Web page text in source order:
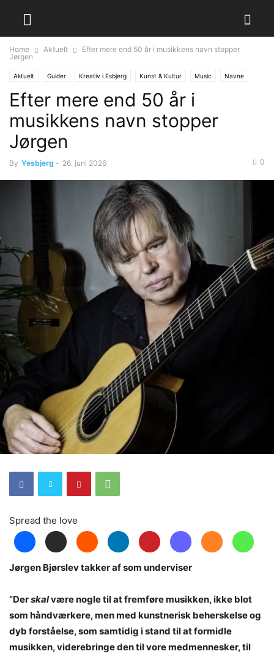
Home Aktuelt
Efter mere end 50 år i musikkens navn stopper
Jørgen
Aktuelt Guider Kreativ i Esbjerg Kunst & Kultur Music Navne
Efter mere end 50 år i
musikkens navn stopper
Jørgen
By Yesbjerg - 26. juni 2026 0
Spread the love
Jørgen Bjørslev takker af som underviser
”Derskalvære nogle til at fremføre musikken, ikke blot
som håndværkere, men med kunstnerisk beherskelse og
dyb forståelse, som samtidig i stand til at formidle
musikken, viderebringe den til vore medmennesker, til